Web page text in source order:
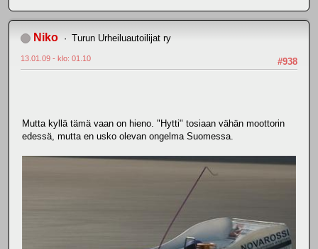
Niko Turun Urheiluautoilijat ry
#938
13.01.09 - klo: 01.10
Mutta kyllä tämä vaan on hieno. "Hytti" tosiaan vähän moottorin
edessä, mutta en usko olevan ongelma Suomessa.